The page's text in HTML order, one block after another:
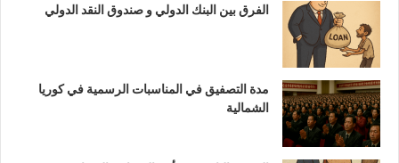
الفرق بين البنك الدولي و صندوق النقد الدولي
مدة التصفيق في المناسبات الرسمية في كوريا
الشمالية